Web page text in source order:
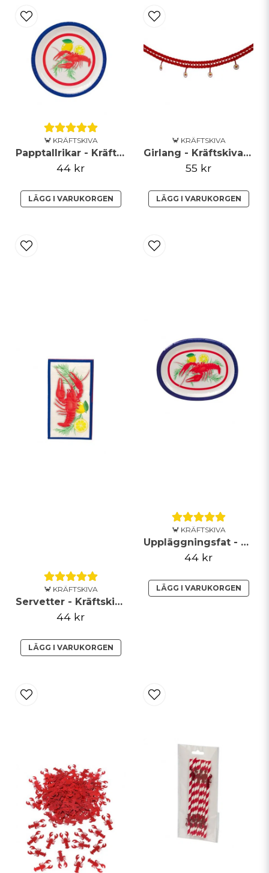
🦀 KRÄFTSKIVA
Papptallrikar - Kräftskiva
44 kr
LÄGG I VARUKORGEN
🦀 KRÄFTSKIVA
Girlang - Kräftskiva - Röd
55 kr
LÄGG I VARUKORGEN
🦀 KRÄFTSKIVA
Servetter - Kräftskiva
44 kr
LÄGG I VARUKORGEN
🦀 KRÄFTSKIVA
Uppläggningsfat - Kräftskiva
44 kr
LÄGG I VARUKORGEN
email
Mejladress
Ja, ni får publicera min fråga
Skicka fråga